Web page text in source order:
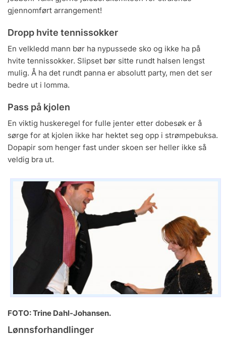
gjennomført arrangement!
Dropp hvite tennissokker
En velkledd mann bør ha nypussede sko og ikke ha på
hvite tennissokker. Slipset bør sitte rundt halsen lengst
mulig. Å ha det rundt panna er absolutt party, men det ser
bedre ut i lomma.
Pass på kjolen
En viktig huskeregel for fulle jenter etter dobesøk er å
sørge for at kjolen ikke har hektet seg opp i strømpebuksa.
Dopapir som henger fast under skoen ser heller ikke så
veldig bra ut.
FOTO: Trine Dahl-Johansen.
Lønnsforhandlinger